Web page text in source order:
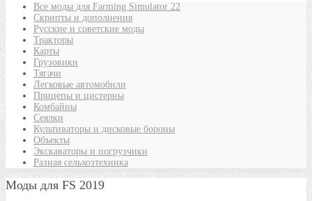
Все моды для Farming Simulator 22
Скрипты и дополнения
Русские и советские моды
Тракторы
Карты
Грузовики
Тягачи
Легковые автомобили
Прицепы и цистерны
Комбайны
Сеялки
Культиваторы и дисковые бороны
Объекты
Экскаваторы и погрузчики
Разная сельхозтехника
Моды для FS 2019